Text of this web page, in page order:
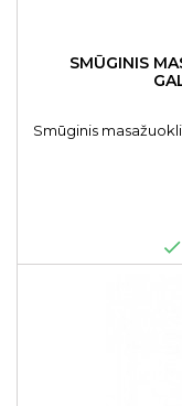
SMŪGINIS
Smūginis
